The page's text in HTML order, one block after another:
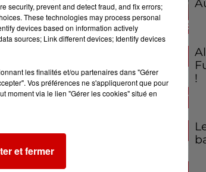
!
security, prevent and detect fraud, and fix errors;
These technologies may process personal
devices based on information actively
sources; Link different devices; Identify devices
les finalités et/ou partenaires dans "Gérer
Vos préférences ne s'appliqueront que pour
moment via le lien "Gérer les cookies" situé en
et fermer